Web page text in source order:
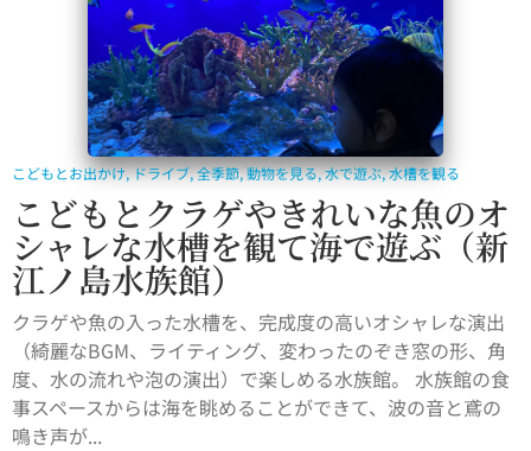
こどもとお出かけ,ドライブ,全季節,動物を見る,水で遊ぶ,水槽を観る
こどもとクラゲやきれいな魚のオ
シャレな水槽を観て海で遊ぶ（新
江ノ島水族館）
クラゲや魚の入った水槽を、完成度の高いオシャレな演出
（綺麗なBGM、ライティング、変わったのぞき窓の形、角
度、水の流れや泡の演出）で楽しめる水族館。 水族館の食
事スペースからは海を眺めることができて、波の音と鳶の
鳴き声が...